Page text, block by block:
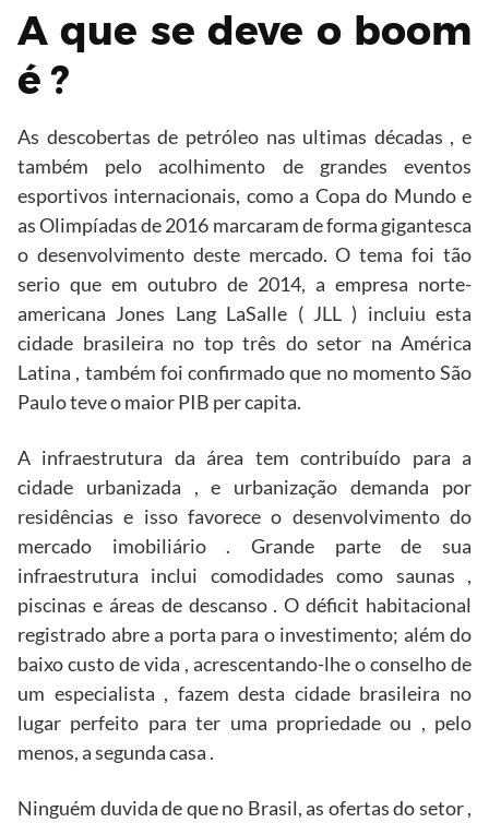
A que se deve o boom
é ?
As descobertas de petróleo nas ultimas décadas , e
também pelo acolhimento de grandes eventos
esportivos internacionais, como a Copa do Mundo e
as Olimpíadas de 2016 marcaram de forma gigantesca
o desenvolvimento deste mercado. O tema foi tão
serio que em outubro de 2014, a empresa norte-
americana Jones Lang LaSalle ( JLL ) incluiu esta
cidade brasileira no top três do setor na América
Latina , também foi confirmado que no momento São
Paulo teve o maior PIB per capita.
A infraestrutura da área tem contribuído para a
cidade urbanizada , e urbanização demanda por
residências e isso favorece o desenvolvimento do
mercado imobiliário . Grande parte de sua
infraestrutura inclui comodidades como saunas ,
piscinas e áreas de descanso . O déficit habitacional
registrado abre a porta para o investimento; além do
baixo custo de vida , acrescentando-lhe o conselho de
um especialista , fazem desta cidade brasileira no
lugar perfeito para ter uma propriedade ou , pelo
menos, a segunda casa .
Ninguém duvida de que no Brasil, as ofertas do setor ,